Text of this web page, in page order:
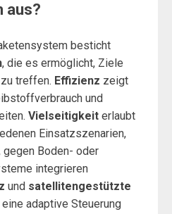
aus?
besticht
, die es ermöglicht, Ziele
treffen. Effizienz zeigt
und
Vielseitigkeit erlaubt
Einsatzszenarien,
Boden- oder
integrieren
und satellitengestützte
adaptive Steuerung